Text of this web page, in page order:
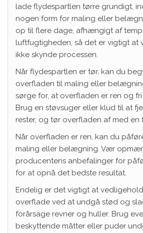
lade flydespartlen tørre grundigt,
nogen form for maling eller
op til flere dage, afhængigt af
luftfugtigheden, så det er vigtigt
ikke skynde processen.
Når flydespartlen er tør, kan du
overfladen til maling eller
sørge for, at overfladen er ren og
Brug en støvsuger eller klud til at
rester, og tør overfladen af med en
Når overfladen er ren, kan du
maling eller belægning. Vær
producentens anbefalinger for
for at opnå det bedste resultat.
Endelig er det vigtigt at
overflade ved at undgå stød og
forårsage revner og huller. Brug
beskyttende måtter eller puder